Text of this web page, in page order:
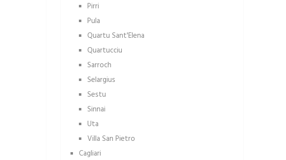
Pirri
Pula
Quartu Sant'Elena
Quartucciu
Sarroch
Selargius
Sestu
Sinnai
Uta
Villa San Pietro
Cagliari